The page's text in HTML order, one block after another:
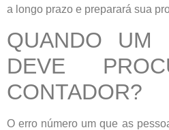
a longo prazo e preparará sua
QUANDO UM
DEVE
CONTADOR?
O erro número um que as